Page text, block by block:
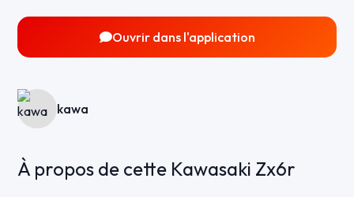
Ouvrir dans l'application
kawa
À propos de cette Kawasaki Zx6r